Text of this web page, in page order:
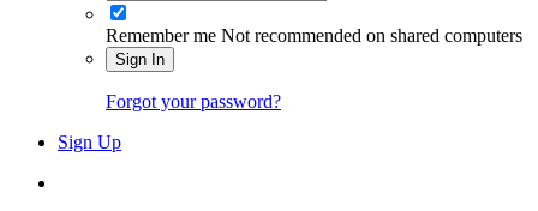
Remember me Not recommended on shared computers
Sign In
Forgot your password?
Sign Up